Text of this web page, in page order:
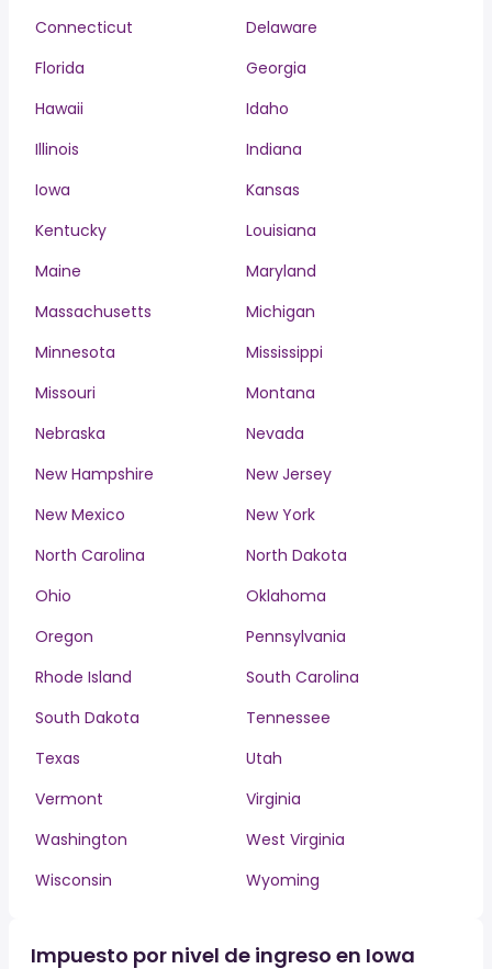
Connecticut
Delaware
Florida
Georgia
Hawaii
Idaho
Illinois
Indiana
Iowa
Kansas
Kentucky
Louisiana
Maine
Maryland
Massachusetts
Michigan
Minnesota
Mississippi
Missouri
Montana
Nebraska
Nevada
New Hampshire
New Jersey
New Mexico
New York
North Carolina
North Dakota
Ohio
Oklahoma
Oregon
Pennsylvania
Rhode Island
South Carolina
South Dakota
Tennessee
Texas
Utah
Vermont
Virginia
Washington
West Virginia
Wisconsin
Wyoming
Impuesto por nivel de ingreso en Iowa